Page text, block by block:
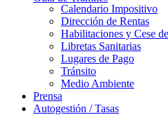
Calendario Impositivo
Dirección de Rentas
Habilitaciones y Cese
Libretas Sanitarias
Lugares de Pago
Tránsito
Medio Ambiente
Prensa
Autogestión / Tasas